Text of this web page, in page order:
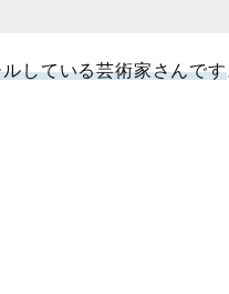
している芸術家さんです